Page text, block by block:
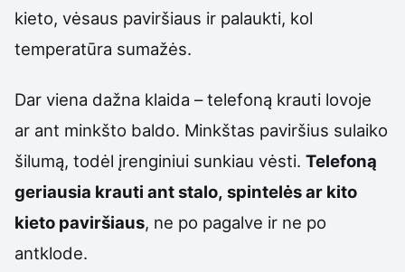
kieto, vėsaus paviršiaus ir palaukti, kol
temperatūra sumažės.
Dar viena dažna klaida – telefoną krauti lovoje
ar ant minkšto baldo. Minkštas paviršius sulaiko
šilumą, todėl įrenginiui sunkiau vėsti. Telefoną
geriausia krauti ant stalo, spintelės ar kito
kieto paviršiaus, ne po pagalve ir ne po
antklode.